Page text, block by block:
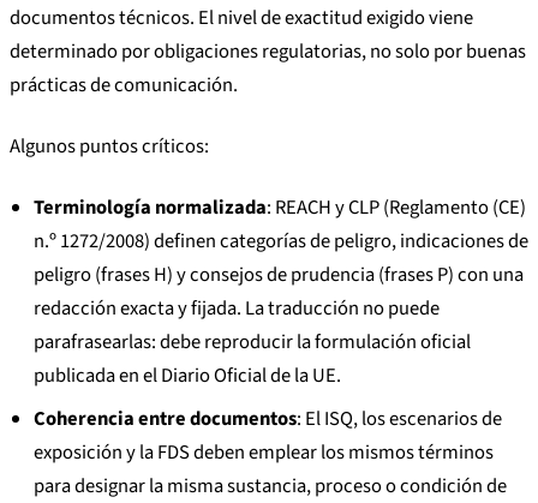
documentos técnicos. El nivel de exactitud exigido viene
determinado por obligaciones regulatorias, no solo por buenas
prácticas de comunicación.
Algunos puntos críticos:
Terminología normalizada: REACH y CLP (Reglamento (CE)
n.º 1272/2008) definen categorías de peligro, indicaciones de
peligro (frases H) y consejos de prudencia (frases P) con una
redacción exacta y fijada. La traducción no puede
parafrasearlas: debe reproducir la formulación oficial
publicada en el Diario Oficial de la UE.
Coherencia entre documentos: El ISQ, los escenarios de
exposición y la FDS deben emplear los mismos términos
para designar la misma sustancia, proceso o condición de